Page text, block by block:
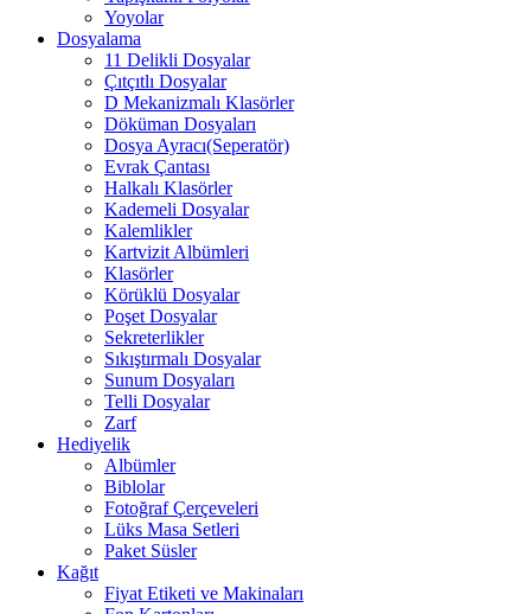
Yoyolar
Dosyalama
11 Delikli Dosyalar
Çıtçıtlı Dosyalar
D Mekanizmalı Klasörler
Döküman Dosyaları
Dosya Ayracı(Seperatör)
Evrak Çantası
Halkalı Klasörler
Kademeli Dosyalar
Kalemlikler
Kartvizit Albümleri
Klasörler
Körüklü Dosyalar
Poşet Dosyalar
Sekreterlikler
Sıkıştırmalı Dosyalar
Sunum Dosyaları
Telli Dosyalar
Zarf
Hediyelik
Albümler
Biblolar
Fotoğraf Çerçeveleri
Lüks Masa Setleri
Paket Süsler
Kağıt
Fiyat Etiketi ve Makinaları